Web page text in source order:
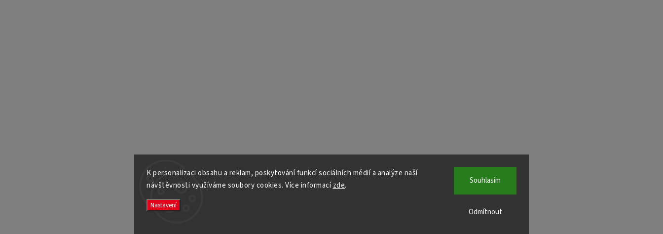
K personalizaci obsahu a reklam, poskytování funkcí sociálních médií a analýze naší
návštěvnosti využíváme soubory cookies. Více informacízde.
Nastavení
Odmítnout
Souhlasím